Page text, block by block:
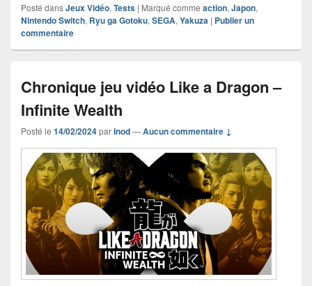
Posté dansJeux Vidéo, Tests | Marqué comme action, Japon,
Nintendo Switch, Ryu ga Gotoku, SEGA, Yakuza | Publier un
commentaire
Chronique jeu vidéo Like a Dragon –
Infinite Wealth
Posté le 14/02/2024parInod—Aucun commentaire ↓